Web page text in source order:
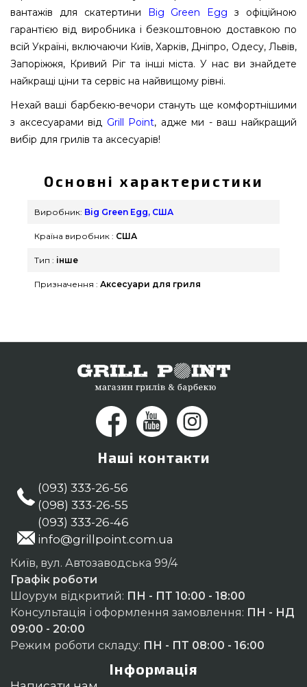
вантажів для скатертини Big Green Egg з офіційною
гарантією від виробника і безкоштовною доставкою по
всій Україні, включаючи Київ, Харків, Дніпро, Одесу, Львів,
Запоріжжя, Кривий Ріг та інші міста. У нас ви знайдете
найкращі ціни та сервіс на найвищому рівні.
Нехай ваші барбекю-вечори стануть ще комфортнішими
з аксесуарами від Grill Point, адже ми - ваш найкращий
вибір для грилів та аксесуарів!
Основні характеристики
Виробник: Big Green Egg, США
Країна виробник : США
Тип : інше
Призначення : Аксесуари для гриля
Наші контакти
(093) 333-26-56
(098) 333-26-55
(093) 333-26-46
info@grillpoint.com.ua
Київ, вул. Автозаводська 99/4
Графік роботи
Шоурум відкритий: ПН - ПТ 10:00 - 18:00
Консультація і оформлення замовлення: ПН - НД
09:00 - 20:00
Режим роботи складу: ПН - ПТ 08:00 - 16:00
Інформація